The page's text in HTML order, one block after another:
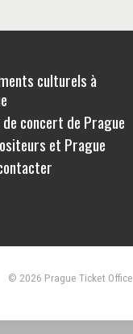
culturels à
concert de Prague
et Prague
© 2026 Prague Ticket Office